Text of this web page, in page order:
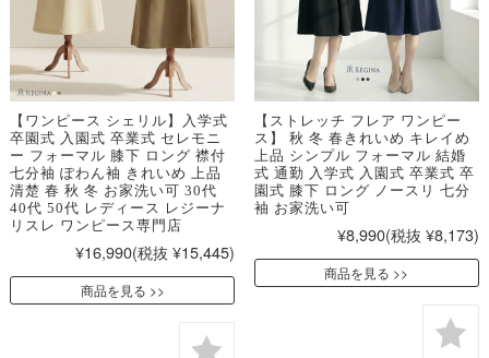
【ワンピース シェリル】入学式
卒園式 入園式 卒業式 セレモニ
ー フォーマル 膝下 ロング 襟付
七分袖 ぽわん袖 きれいめ 上品
清楚 春 秋 冬 お家洗い可 30代
40代 50代 レディース レジーナ
リスレ ワンピース専門店
¥16,990(税抜 ¥15,445)
商品を見る
【ストレッチ フレア ワンピー
ス】 秋 冬 春きれいめ キレイめ
上品 シンプル フォーマル 結婚
式 通勤 入学式 入園式 卒業式 卒
園式 膝下 ロング ノースリ 七分
袖 お家洗い可
¥8,990(税抜 ¥8,173)
商品を見る